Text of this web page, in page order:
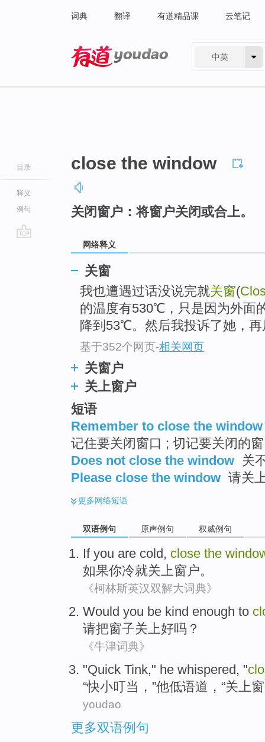
词典 翻译 有道精品课 云笔记
中英
目录
释义
例句
close the window
关闭窗户：将窗户关闭或合上。
网络释义
关窗
我也遭遇过话没说完就关窗(
的温度有530℃，只是因为外面
降到53℃。然后我投诉了她，再
基于352个网页-相关网页
关窗户
关上窗户
短语
Remember to close the window
记住要关闭窗口 ; 切记要关闭的
Does not close the window 关
Please close the window 请关
更多网络短语
双语例句 原声例句 权威例句
If you are cold, close the
如果你冷就关上窗户。
《柯林斯英汉双解大词典》
Would you be kind enough to
请把窗子关上好吗？
《牛津词典》
"Quick Tink," he whispered, "
“快小叮当 ，”他低语道 ，“关上
youdao
更多双语例句